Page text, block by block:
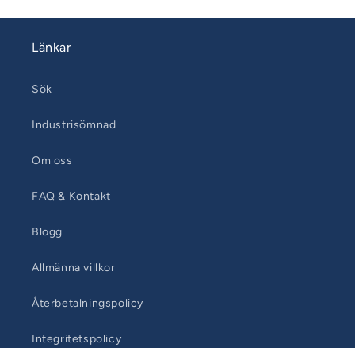
Länkar
Sök
Industrisömnad
Om oss
FAQ & Kontakt
Blogg
Allmänna villkor
Återbetalningspolicy
Integritetspolicy